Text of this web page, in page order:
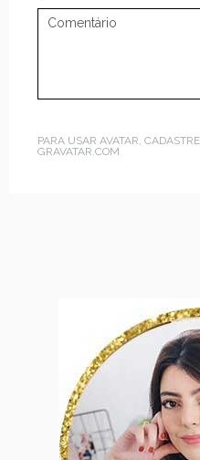
PARA USAR AVATAR,
GRAVATAR.COM